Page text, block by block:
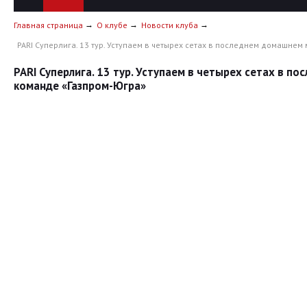
Главная страница О клубе
Новости клуба
PARI Суперлига. 13 тур. Уступаем в четырех сетах в последнем
PARI Суперлига. 13 тур. Уступаем в четырех сетах в
команде «Газпром-Югра»